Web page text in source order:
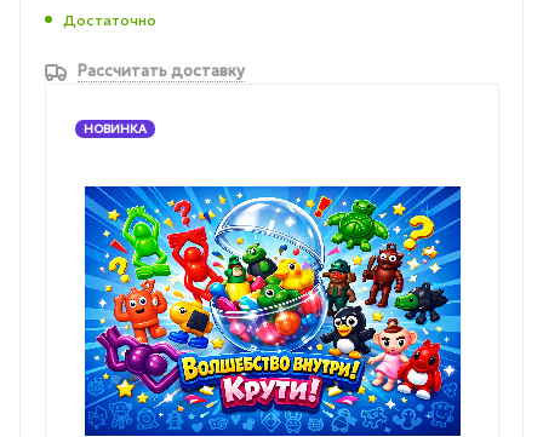
Достаточно
Рассчитать доставку
НОВИНКА